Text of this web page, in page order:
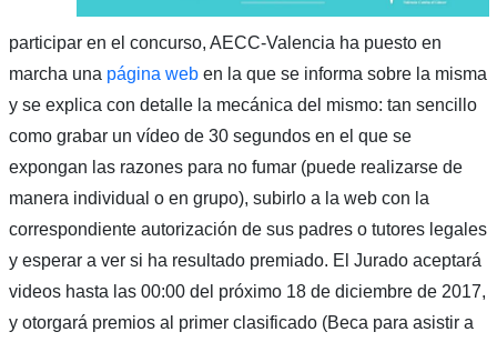
participar en el concurso, AECC-Valencia ha puesto en
marcha una página weben la que se informa sobre la misma
y se explica con detalle la mecánica del mismo: tan sencillo
como grabar un vídeo de 30 segundos en el que se
expongan las razones para no fumar (puede realizarse de
manera individual o en grupo), subirlo a la web con la
correspondiente autorización de sus padres o tutores legales
y esperar a ver si ha resultado premiado. El Jurado aceptará
videos hasta las 00:00 del próximo 18 de diciembre de 2017,
y otorgará premios al primer clasificado (Beca para asistir a